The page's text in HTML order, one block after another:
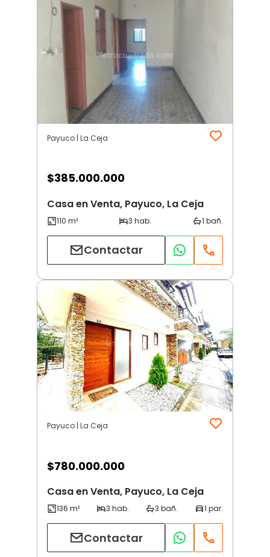
Payuco | La Ceja
$385.000.000
Casa en Venta, Payuco, La Ceja
Contactar
Payuco | La Ceja
$780.000.000
Casa en Venta, Payuco, La Ceja
Contactar